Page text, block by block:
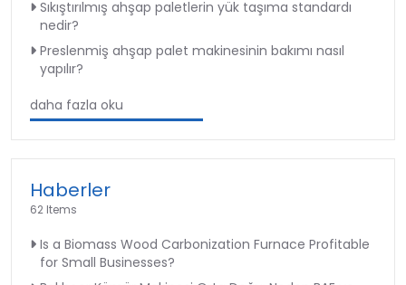
Sıkıştırılmış ahşap paletlerin yük taşıma standardı
nedir?
Preslenmiş ahşap palet makinesinin bakımı nasıl
yapılır?
daha fazla oku
Haberler
62 Items
Is a Biomass Wood Carbonization Furnace Profitable
for Small Businesses?